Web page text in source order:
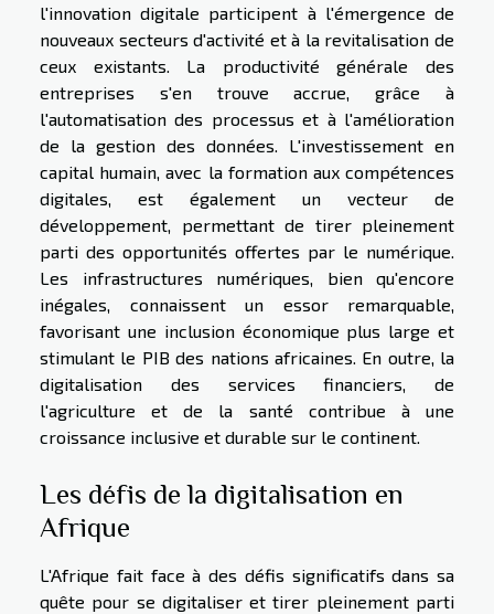
l'innovation digitale participent à l'émergence de
nouveaux secteurs d'activité et à la revitalisation de
ceux existants. La productivité générale des
entreprises s'en trouve accrue, grâce à
l'automatisation des processus et à l'amélioration
de la gestion des données. L'investissement en
capital humain, avec la formation aux compétences
digitales, est également un vecteur de
développement, permettant de tirer pleinement
parti des opportunités offertes par le numérique.
Les infrastructures numériques, bien qu'encore
inégales, connaissent un essor remarquable,
favorisant une inclusion économique plus large et
stimulant le PIB des nations africaines. En outre, la
digitalisation des services financiers, de
l'agriculture et de la santé contribue à une
croissance inclusive et durable sur le continent.
Les défis de la digitalisation en
Afrique
L'Afrique fait face à des défis significatifs dans sa
quête pour se digitaliser et tirer pleinement parti